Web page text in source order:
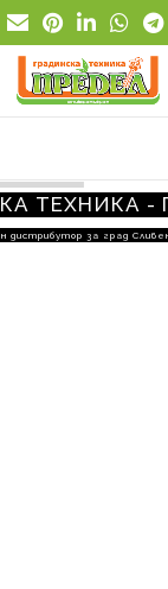
ТЕХНИКА -
дистрибутор за град